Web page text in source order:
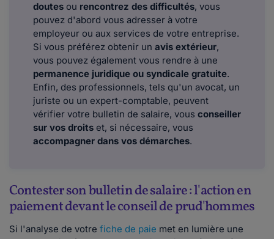
doutes ou rencontrez des difficultés, vous
pouvez d'abord vous adresser à votre
employeur ou aux services de votre entreprise.
Si vous préférez obtenir un avis extérieur,
vous pouvez également vous rendre à une
permanence juridique ou syndicale gratuite.
Enfin, des professionnels, tels qu'un avocat, un
juriste ou un expert-comptable, peuvent
vérifier votre bulletin de salaire, vous conseiller
sur vos droits et, si nécessaire, vous
accompagner dans vos démarches.
Contester son bulletin de salaire : l'action en
paiement devant le conseil de prud'hommes
Si l'analyse de votre fiche de paie met en lumière une